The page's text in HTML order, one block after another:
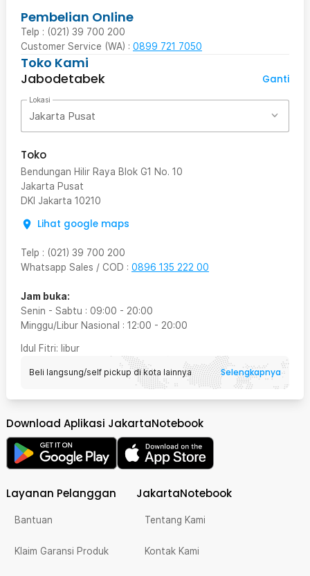
Pembelian Online
Telp : (021) 39 700 200
Customer Service (WA) : 0899 721 7050
Toko Kami
Jabodetabek
Ganti
Lokasi
Jakarta Pusat
Toko
Bendungan Hilir Raya Blok G1 No. 10
Jakarta Pusat
DKI Jakarta 10210
Lihat google maps
Telp : (021) 39 700 200
Whatsapp Sales / COD : 0896 135 222 00
Jam buka:
Senin - Sabtu : 09:00 - 20:00
Minggu/Libur Nasional : 12:00 - 20:00
Idul Fitri: libur
Beli langsung/self pickup di kota lainnya Selengkapnya
Download Aplikasi JakartaNotebook
Layanan Pelanggan
Bantuan
Klaim Garansi Produk
JakartaNotebook
Tentang Kami
Kontak Kami